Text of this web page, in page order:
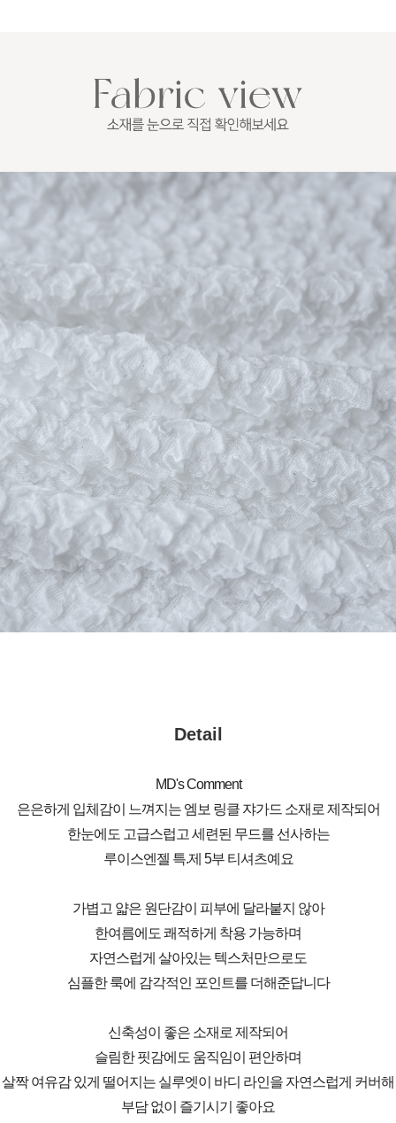
Detail
MD's Comment
은은하게 입체감이 느껴지는 엠보 링클 쟈가드 소재로 제작되어
한눈에도 고급스럽고 세련된 무드를 선사하는
루이스엔젤 특.제 5부 티셔츠예요
가볍고 얇은 원단감이 피부에 달라붙지 않아
한여름에도 쾌적하게 착용 가능하며
자연스럽게 살아있는 텍스처만으로도
심플한 룩에 감각적인 포인트를 더해준답니다
신축성이 좋은 소재로 제작되어
슬림한 핏감에도 움직임이 편안하며
살짝 여유감 있게 떨어지는 실루엣이 바디 라인을 자연스럽게 커버해
부담 없이 즐기시기 좋아요